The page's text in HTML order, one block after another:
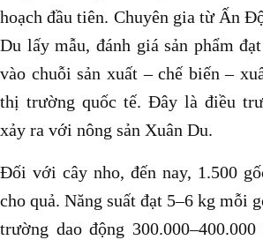
hoạch đầu tiên. Chuyên gia từ Ấn
Du lấy mẫu, đánh giá sản phẩm
vào chuỗi sản xuất – chế biến –
thị trường quốc tế. Đây là điều
xảy ra với nông sản Xuân Du.
Đối với cây nho, đến nay, 1.500
cho quả. Năng suất đạt 5–6 kg mỗi
trường dao động